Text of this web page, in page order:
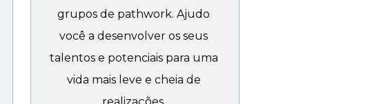
grupos de pathwork. Ajudo
você a desenvolver os seus
talentos e potenciais para uma
vida mais leve e cheia de